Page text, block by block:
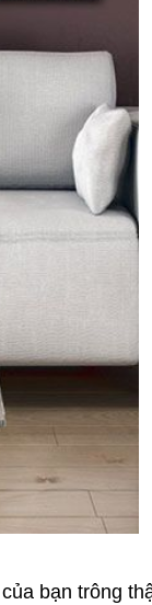
bạn trông